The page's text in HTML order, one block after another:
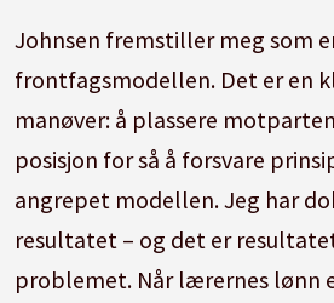
Johnsen fremstiller meg som
frontfagsmodellen. Det er en
manøver: å plassere
posisjon for så å forsvare
angrepet modellen. Jeg har
resultatet – og det er
problemet. Når lærernes lønn